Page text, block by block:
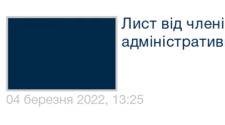
Лист від
04 березня 2022, 13:25